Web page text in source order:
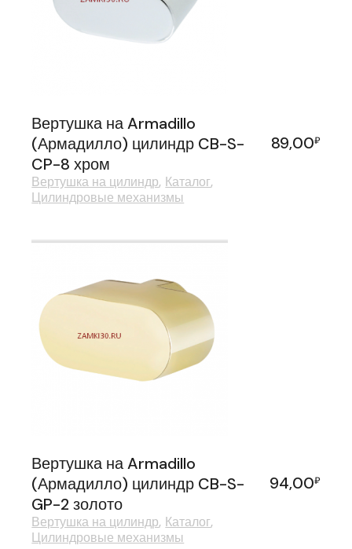
Вертушка на Armadillo
(Армадилло) цилиндр CB-S-
CP-8 хром
89,00₽
Вертушка на цилиндр Каталог
Цилиндровые механизмы
Вертушка на Armadillo
(Армадилло) цилиндр CB-S-
GP-2 золото
94,00₽
Вертушка на цилиндр Каталог
Цилиндровые механизмы